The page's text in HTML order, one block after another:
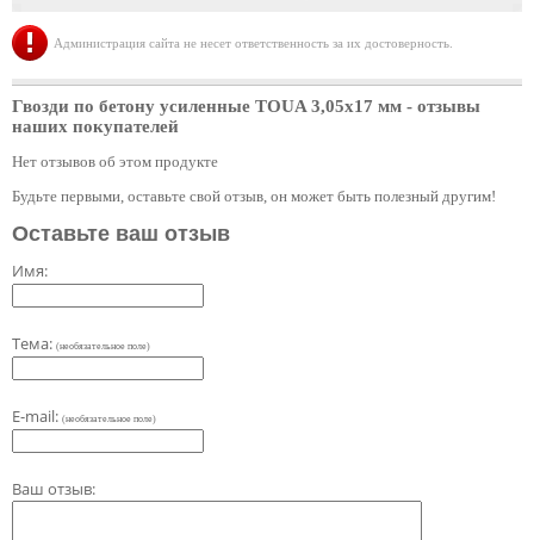
Администрация сайта не несет ответственность за их достоверность.
Гвозди по бетону усиленные TOUA 3,05х17 мм - отзывы
наших покупателей
Нет отзывов об этом продукте
Будьте первыми, оставьте свой отзыв, он может быть полезный другим!
Оставьте ваш отзыв
Имя:
Тема: (необязательное поле)
E-mail: (необязательное поле)
Ваш отзыв: